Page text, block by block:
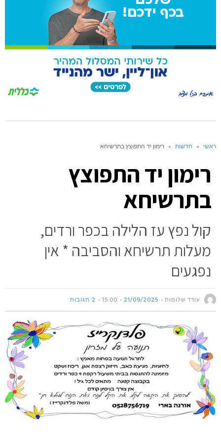
ראשי » חדשות » רימון יד התפוצץ בתרשיחא
רימון יד התפוצץ
בתרשיחא
קול נפץ עז הלילה בכפר ורדים,
מעלות תרשיחא והסביבה * אין
נפגעים
עודד שלומות 21/09/2025
15:00 2 תגובות